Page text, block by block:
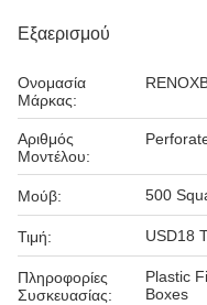
Εξαερισμού
Ονομασία
Μάρκας:
Αριθμός
Μοντέλου:
Μούβ: 500
Τιμή: USD18
Πληροφορίες
Συσκευασίας:
Plastic
Boxes